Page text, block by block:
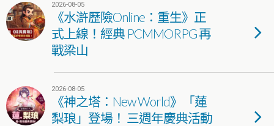
2026-08-05
《水滸歷險Online：重生》正
式上線！經典 PCMMORPG 再
戰梁山
2026-08-05
《神之塔：New World》「蓮
梨琅」登場！ 三週年慶典活動